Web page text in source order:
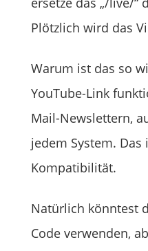
Plötzlich wird das
Warum ist das so
YouTube-Link
Mail-Newslettern,
jedem System.
Kompatibilität.
Natürlich könntest
Code verwenden,